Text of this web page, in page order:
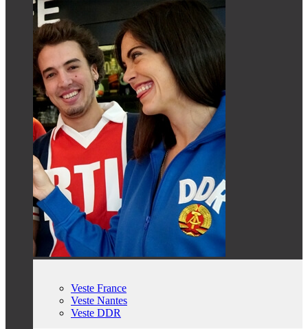
Veste France
Veste Nantes
Veste DDR